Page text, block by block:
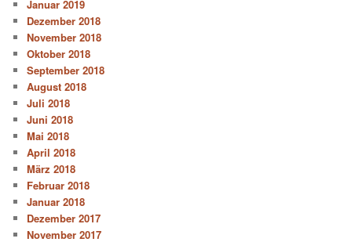
Januar 2019
Dezember 2018
November 2018
Oktober 2018
September 2018
August 2018
Juli 2018
Juni 2018
Mai 2018
April 2018
März 2018
Februar 2018
Januar 2018
Dezember 2017
November 2017